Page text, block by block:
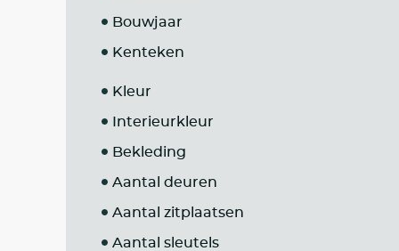
Bouwjaar
Kenteken
Kleur
Interieurkleur
Bekleding
Aantal deuren
Aantal zitplaatsen
Aantal sleutels